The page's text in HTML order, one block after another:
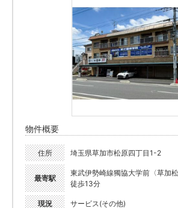
物件概要
住所 埼玉県草加市松原四丁目1-2
最寄駅
東武伊勢崎線獨協大学前〈草加
徒歩13分
現況 サービス(その他)